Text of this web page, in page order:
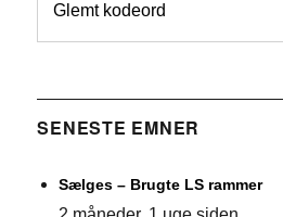
Glemt kodeord
SENESTE EMNER
Sælges – Brugte LS rammer